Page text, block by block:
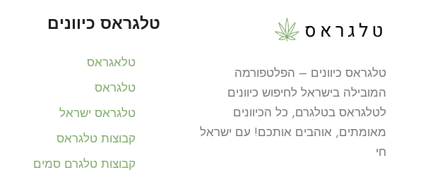
טלגראס כיוונים – הפלטפורמה
המובילה בישראל לחיפוש כיוונים
לטלגראס בטלגרם, כל הכיוונים
מאומתים, אוהבים אותכם! עם ישראל
חי
טלגראס כיוונים
טלאגראס
טלגראס
טלגראס ישראל
קבוצות טלגראס
קבוצות טלגרם סמים